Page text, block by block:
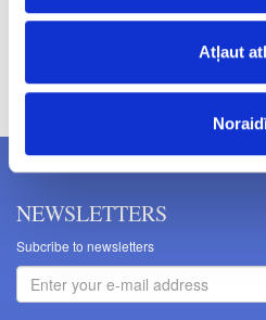
Atļaut
Prices excluding VAT. The
without a prior warning.
NEWSLETTERS
Subcribe to newsletters